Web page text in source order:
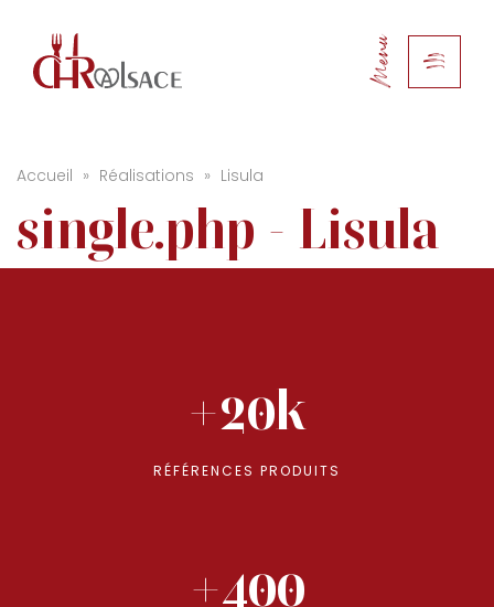
Menu
Accueil » Réalisations » Lisula
single.php - Lisula
+20k
RÉFÉRENCES PRODUITS
+400